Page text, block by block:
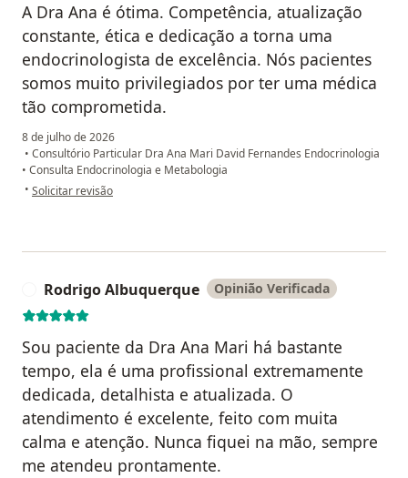
A Dra Ana é ótima. Competência, atualização
constante, ética e dedicação a torna uma
endocrinologista de excelência. Nós pacientes
somos muito privilegiados por ter uma médica
tão comprometida.
8 de julho de 2026
• Consultório Particular Dra Ana Mari David Fernandes Endocrinologia
• Consulta Endocrinologia e Metabologia
• na opinião do utilizador Vania O.L.
Solicitar revisão
Rodrigo Albuquerque Opinião Verificada
Sou paciente da Dra Ana Mari há bastante
tempo, ela é uma profissional extremamente
dedicada, detalhista e atualizada. O
atendimento é excelente, feito com muita
calma e atenção. Nunca fiquei na mão, sempre
me atendeu prontamente.